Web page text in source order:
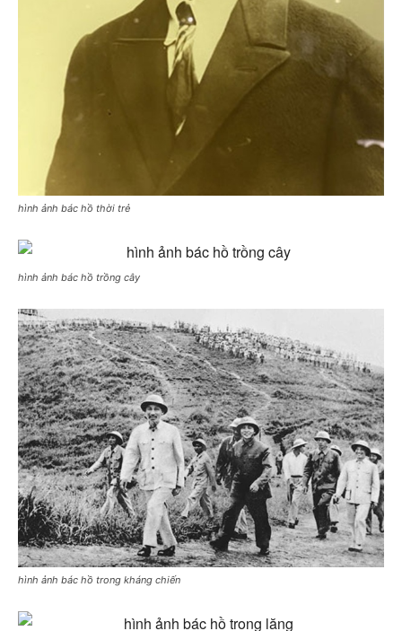
hình ảnh bác hồ thời trẻ
hình ảnh bác hồ trồng cây
hình ảnh bác hồ trong kháng chiến